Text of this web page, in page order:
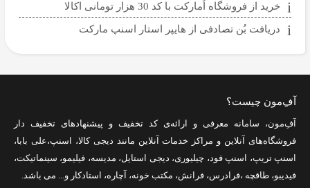
خرید از فروشگاه اُمارکت با کد 30 هزار تومانی اکالا
دریافت بُن تصادفی از هایپر استار اسنپ مارکت
آفِ‌مون چیست؟
آفِ‌مون، سامانه معرفی و ارائه‌یکد تخفیف و پیشنهادهای تخفیف دار
فروشگاه‌های آنلاین و مراکز خدمات آنلاین مانند دیجی کالا، اسنپ،علی بابا،
اسنپ تریپ، اسنپ فود، چیلیوری، دیجی استایل، مدیسه، فیلیمو، سینماتیکت،
فیدیبو، طاقچه ،فرادرس، فرانش، مکتب خونه، آچاره، استادکار و... می باشد.